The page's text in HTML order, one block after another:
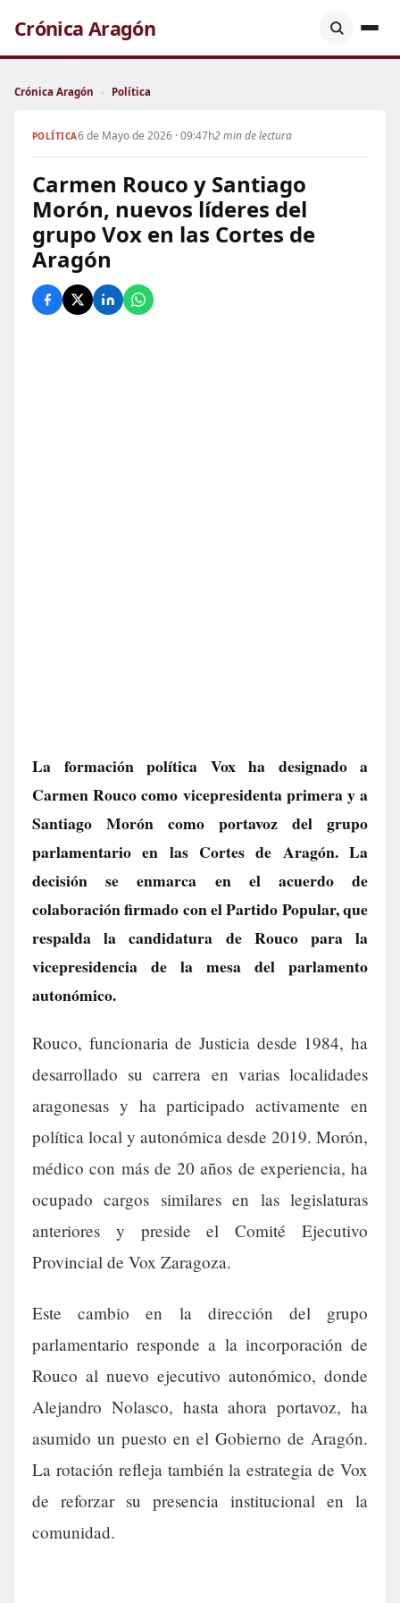
Crónica Aragón
Crónica Aragón › Política
POLÍTICA6 de Mayo de 2026 · 09:47h2 min de lectura
Carmen Rouco y Santiago
Morón, nuevos líderes del
grupo Vox en las Cortes de
Aragón
La formación política Vox ha designado a
Carmen Rouco como vicepresidenta primera y a
Santiago Morón como portavoz del grupo
parlamentario en las Cortes de Aragón. La
decisión se enmarca en el acuerdo de
colaboración firmado con el Partido Popular, que
respalda la candidatura de Rouco para la
vicepresidencia de la mesa del parlamento
autonómico.
Rouco, funcionaria de Justicia desde 1984, ha
desarrollado su carrera en varias localidades
aragonesas y ha participado activamente en
política local y autonómica desde 2019. Morón,
médico con más de 20 años de experiencia, ha
ocupado cargos similares en las legislaturas
anteriores y preside el Comité Ejecutivo
Provincial de Vox Zaragoza.
Este cambio en la dirección del grupo
parlamentario responde a la incorporación de
Rouco al nuevo ejecutivo autonómico, donde
Alejandro Nolasco, hasta ahora portavoz, ha
asumido un puesto en el Gobierno de Aragón.
La rotación refleja también la estrategia de Vox
de reforzar su presencia institucional en la
comunidad.